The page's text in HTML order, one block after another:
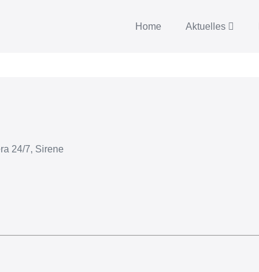
Home Aktuelles
24/7, Sirene